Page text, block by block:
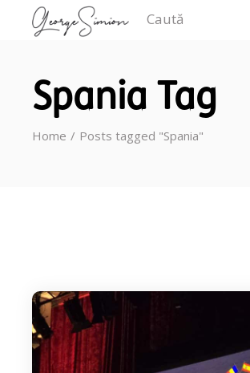
Spania Tag
Home Posts tagged "Spania"